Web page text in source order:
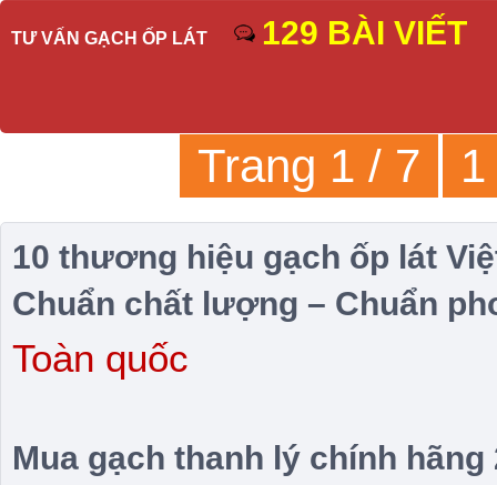
TƯ VẤN GẠCH ỐP LÁT 129 BÀI VIẾT
Trang 1 / 7 1
10 thương hiệu gạch ốp lát
Chuẩn chất lượng – Chuẩn
Toàn quốc
Mua gạch thanh lý chính hãng